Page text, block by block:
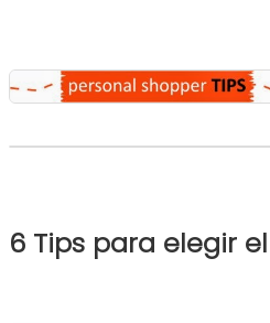
6 Tips para elegir